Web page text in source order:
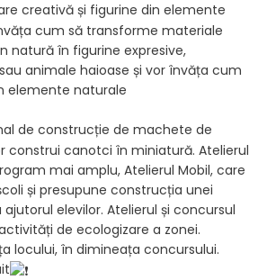
creativă și figurine din elemente
cum să transforme materiale
natură în figurine expresive,
animale haioase și vor învăța cum
elemente naturale
de construcție de machete de
construi canotci în miniatură. Atelierul
mai amplu, Atelierul Mobil, care
și presupune construcția unei
elevilor. Atelierul și concursul
de ecologizare a zonei.
locului, în dimineața concursului.